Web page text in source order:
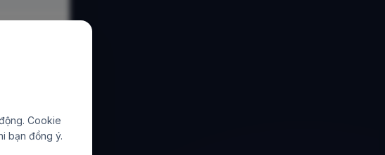
Cookie
bạn đồng ý.